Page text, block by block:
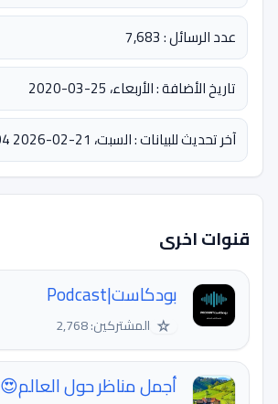
عدد الرسائل : 7,683
تاريخ الأضافة : الأربعاء، 25-03-2020
آخر تحديث للبيانات : السبت، 21-02-2026 01:04:04 صباحاً
قنوات اخرى
بودكاست|Podcast
☆ المشتركين: 2,768
أجمل مناظر حول العالم😍